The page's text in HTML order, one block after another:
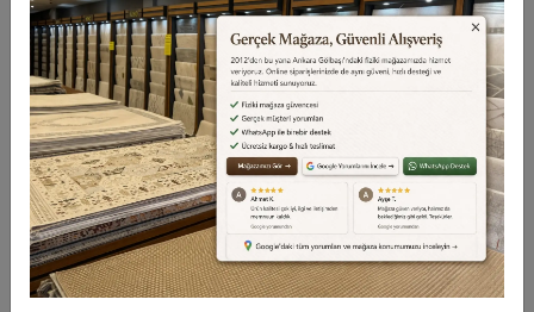
Romans Halı Etro 2704
Gri
2.278,80 TL
Romans Halı Etro 2701
Taba
2.278,80 TL